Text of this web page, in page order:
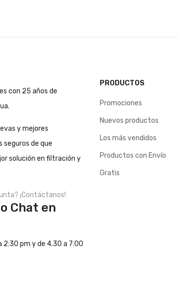
con 25 años de
y mejores
seguros de que
solución en filtración y
¡Contáctanos!
Chat en
2:30 pm y de 4.30 a 7:00
PRODUCTOS
Promociones
Nuevos productos
Los más vendidos
Productos con Envío
Gratis